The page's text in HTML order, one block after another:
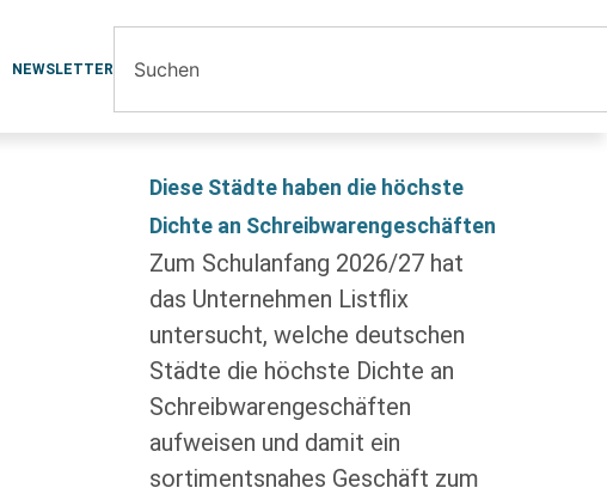
NEWSLETTER
Diese Städte haben die höchste
Dichte an Schreibwarengeschäften
Zum Schulanfang 2026/27 hat
das Unternehmen Listflix
untersucht, welche deutschen
Städte die höchste Dichte an
Schreibwarengeschäften
aufweisen und damit ein
sortimentsnahes Geschäft zum